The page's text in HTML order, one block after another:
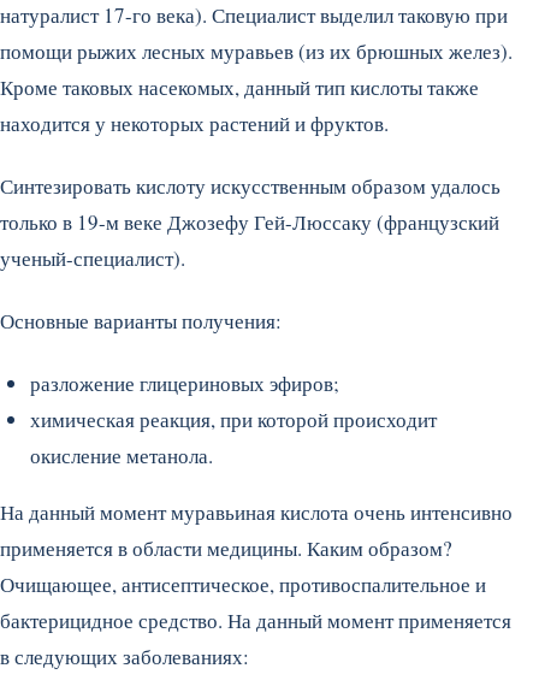
натуралист 17-го века). Специалист выделил таковую при
помощи рыжих лесных муравьев (из их брюшных желез).
Кроме таковых насекомых, данный тип кислоты также
находится у некоторых растений и фруктов.
Синтезировать кислоту искусственным образом удалось
только в 19-м веке Джозефу Гей-Люссаку (французский
ученый-специалист).
Основные варианты получения:
разложение глицериновых эфиров;
химическая реакция, при которой происходит
окисление метанола.
На данный момент муравьиная кислота очень интенсивно
применяется в области медицины. Каким образом?
Очищающее, антисептическое, противоспалительное и
бактерицидное средство. На данный момент применяется
в следующих заболеваниях: